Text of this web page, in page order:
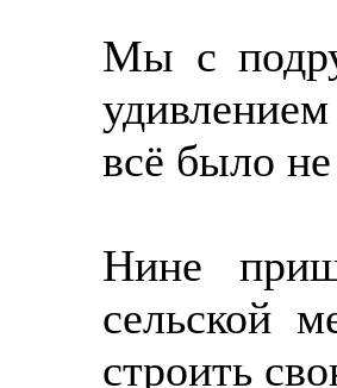
Мы с
всё было
Нине
сельской
строить